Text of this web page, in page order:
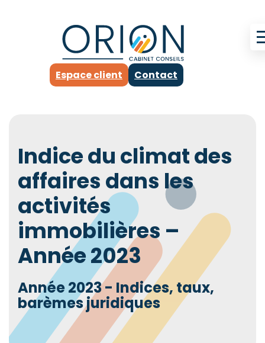
Espace client Contact
Indice du climat des
affaires dans les
activités
immobilières –
Année 2023
Année 2023 - Indices, taux,
barèmes juridiques